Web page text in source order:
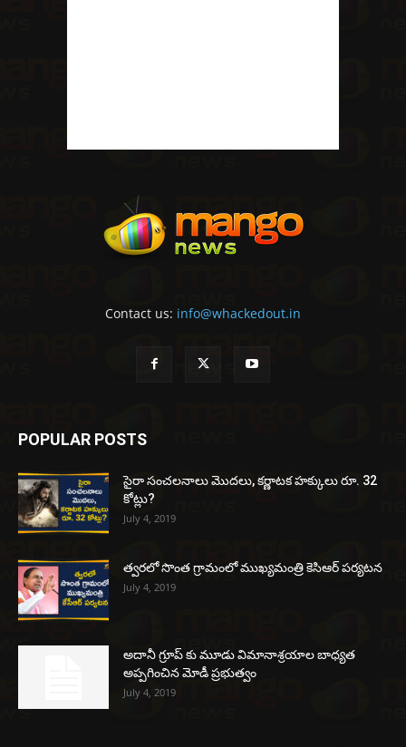
Contact us: info@whackedout.in
POPULAR POSTS
సైరా సంచలనాలు మొదలు, కర్ణాటక హక్కులు రూ. 32
కోట్లు?
July 4, 2019
త్వరలో సొంత గ్రామంలో ముఖ్యమంత్రి కెసిఆర్ పర్యటన
July 4, 2019
అదానీ గ్రూప్ కు మూడు విమానాశ్రయాల బాధ్యత
అప్పగించిన మోడీ ప్రభుత్వం
July 4, 2019